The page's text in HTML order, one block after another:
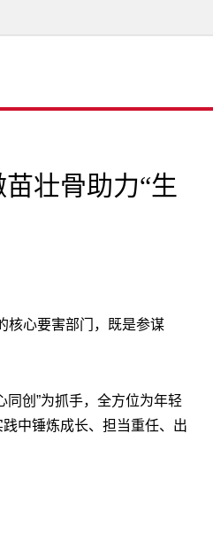
壮骨助力“生
核心要害部门，既是参谋
同创”为抓手，全方位为年轻
中锤炼成长、担当重任、出